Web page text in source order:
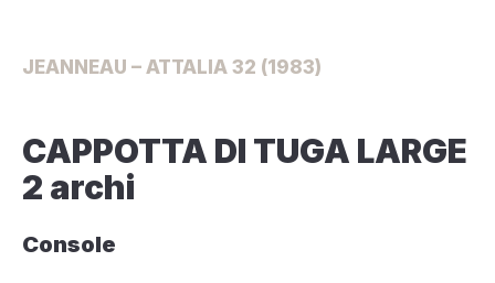
JEANNEAU – ATTALIA 32 (1983)
CAPPOTTA DI TUGA LARGE
2 archi
Console